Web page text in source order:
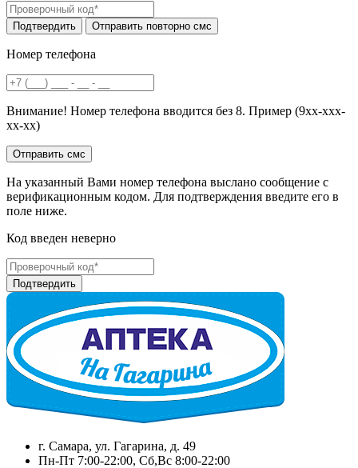
Номер телефона
Внимание! Номер телефона вводится без 8. Пример (9хх-ххх-
хх-хх)
На указанный Вами номер телефона выслано сообщение с
верификационным кодом. Для подтверждения введите его в
поле ниже.
Код введен неверно
г. Самара, ул. Гагарина, д. 49
Пн-Пт 7:00-22:00, Сб,Вс 8:00-22:00